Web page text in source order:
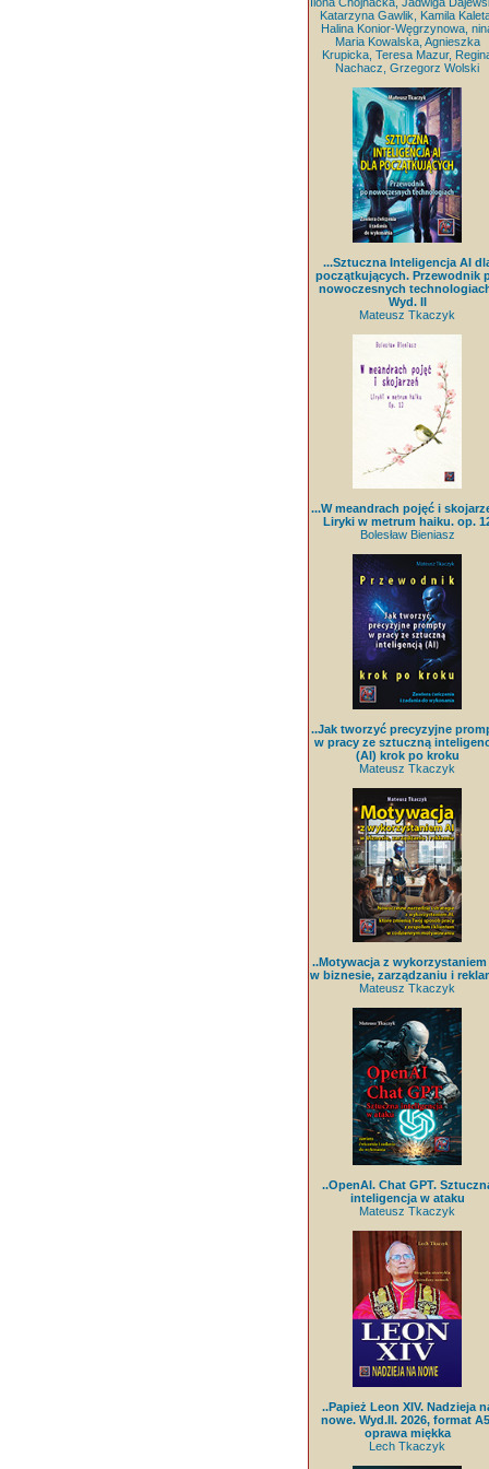
Katarzyna Gawlik, Kamila
Halina Konior-Węgrzynowa,
Maria Kowalska, Agnieszka
Krupicka, Teresa Mazur,
Nachacz, Grzegorz Wolski
...Sztuczna Inteligencja AI
początkujących. Przewodnik
nowoczesnych
Wyd. II
Mateusz Tkaczyk
...W meandrach pojęć i
Liryki w metrum haiku. op.
Bolesław Bieniasz
..Jak tworzyć precyzyjne
w pracy ze sztuczną
(AI) krok po kroku
Mateusz Tkaczyk
..Motywacja z wykorzystaniem
w biznesie, zarządzaniu i
Mateusz Tkaczyk
..OpenAI. Chat GPT.
inteligencja w ataku
Mateusz Tkaczyk
..Papież Leon XIV. Nadzieja
nowe. Wyd.II. 2026, format
oprawa miękka
Lech Tkaczyk